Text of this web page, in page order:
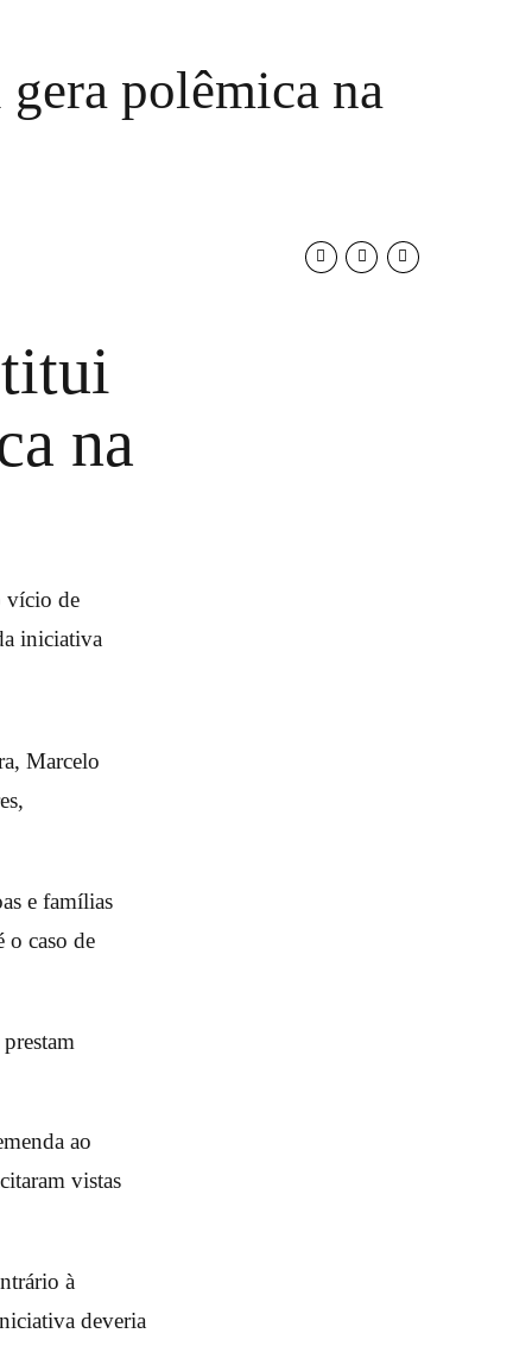
polêmica na
na
vício de
iniciativa
Marcelo
e famílias
o caso de
ao
vistas
à
deveria